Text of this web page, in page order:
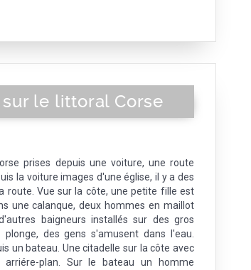
sur le littoral Corse
prises depuis une voiture, une route
la voiture images d'une église, il y a des
route. Vue sur la côte, une petite fille est
une calanque, deux hommes en maillot
baigneurs installés sur des gros
des gens s'amusent dans l'eau.
un bateau. Une citadelle sur la côte avec
plan. Sur le bateau un homme